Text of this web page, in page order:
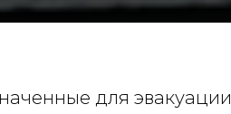
для эвакуации